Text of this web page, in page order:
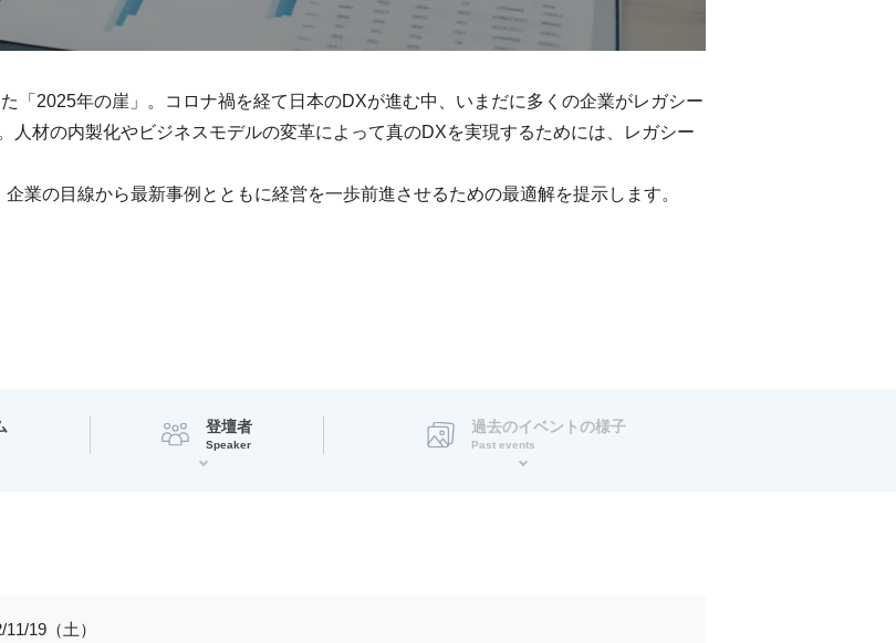
「2025年の崖」。コロナ禍を経て日本のDXが進む中、いまだに多くの企業がレガシー
人材の内製化やビジネスモデルの変革によって真のDXを実現するためには、レガシー
業の目線から最新事例とともに経営を一歩前進させるための最適解を提示します。
登壇者
Speaker
過去のイベントの様子
Past events
19（土）